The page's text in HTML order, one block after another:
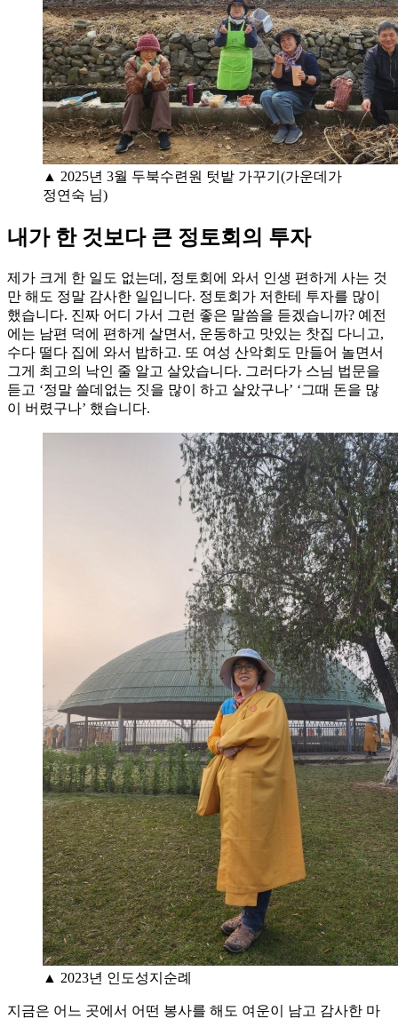
▲ 2025년 3월 두북수련원 텃밭 가꾸기(가운데가
정연숙 님)
내가 한 것보다 큰 정토회의 투자
제가 크게 한 일도 없는데, 정토회에 와서 인생 편하게 사는 것
만 해도 정말 감사한 일입니다. 정토회가 저한테 투자를 많이
했습니다. 진짜 어디 가서 그런 좋은 말씀을 듣겠습니까? 예전
에는 남편 덕에 편하게 살면서, 운동하고 맛있는 찻집 다니고,
수다 떨다 집에 와서 밥하고. 또 여성 산악회도 만들어 놀면서
그게 최고의 낙인 줄 알고 살았습니다. 그러다가 스님 법문을
듣고 ‘정말 쓸데없는 짓을 많이 하고 살았구나’ ‘그때 돈을 많
이 버렸구나’ 했습니다.
▲ 2023년 인도성지순례
지금은 어느 곳에서 어떤 봉사를 해도 여운이 남고 감사한 마